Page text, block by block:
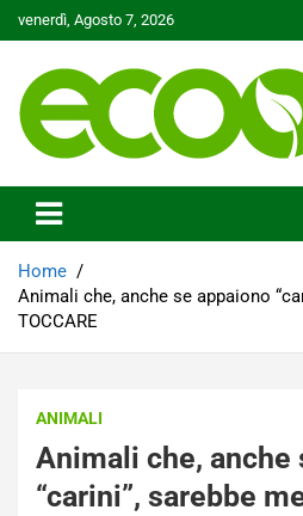
to
venerdì, Agosto 7, 2026
Ecoo.it
Home
Animali che, anche se appaiono
TOCCARE
ANIMALI
Animali che, anche
“carini”, sarebbe